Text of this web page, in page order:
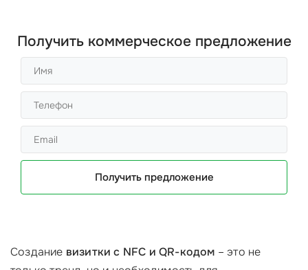
Получить коммерческое предложение
Получить предложение
Создание визитки с NFC и QR-кодом – это не